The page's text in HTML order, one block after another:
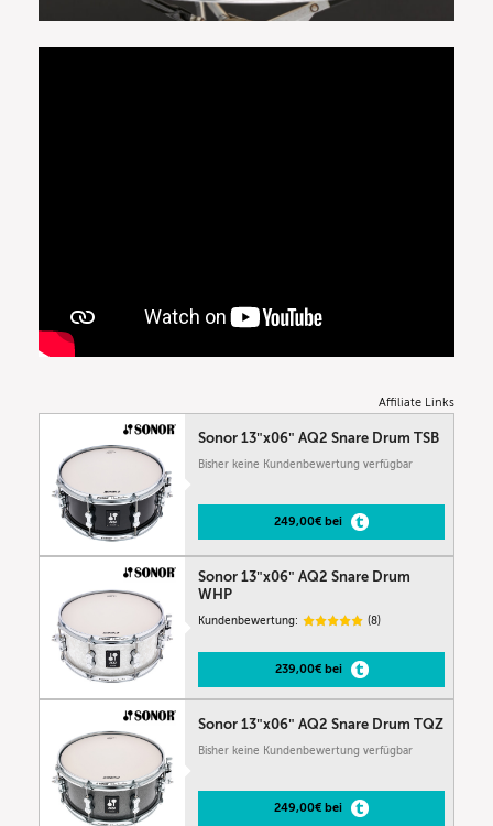
Affiliate Links
Sonor 13″x06″ AQ2 Snare Drum TSB
Bisher keine Kundenbewertung verfügbar
249,00€ bei
Sonor 13″x06″ AQ2 Snare Drum
WHP
Kundenbewertung: (8)
239,00€ bei
Sonor 13″x06″ AQ2 Snare Drum TQZ
Bisher keine Kundenbewertung verfügbar
249,00€ bei